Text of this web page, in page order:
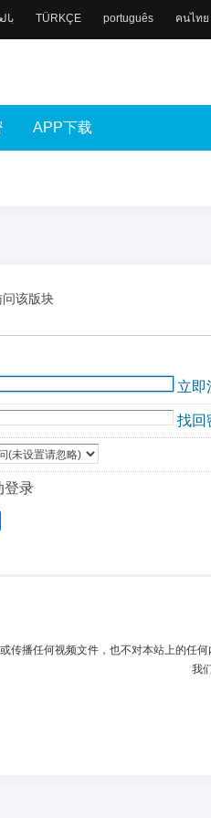
TÜRKÇE português คนไทย
APP下载
该版块
立即
找回
登录
传播任何视频文件，也不对本站上的任
我